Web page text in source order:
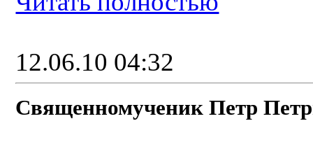
12.06.10 04:32
Священномученик Петр